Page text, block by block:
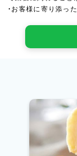
・お客様に寄り添っ